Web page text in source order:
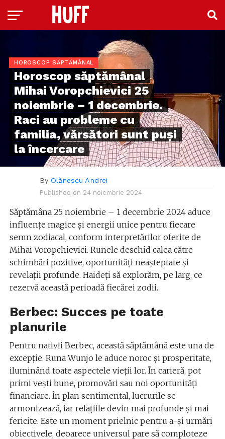
HOROSCOP SĂPTĂMÂNAL
Horoscop săptămânal
Mihai Voropchievici 25
noiembrie – 1 decembrie.
Raci au probleme cu
familia, vărsători sunt puși
la încercare
By Olănescu Andrei
Published on 24 noiembrie 2024
Săptămâna 25 noiembrie – 1 decembrie 2024 aduce
influențe magice și energii unice pentru fiecare
semn zodiacal, conform interpretărilor oferite de
Mihai Voropchievici. Runele deschid calea către
schimbări pozitive, oportunități neașteptate și
revelații profunde. Haideți să explorăm, pe larg, ce
rezervă această perioadă fiecărei zodii.
Berbec: Succes pe toate
planurile
Pentru nativii Berbec, această săptămână este una de
excepție. Runa Wunjo le aduce noroc și prosperitate,
iluminând toate aspectele vieții lor. În carieră, pot
primi vești bune, promovări sau noi oportunități
financiare. În plan sentimental, lucrurile se
armonizează, iar relațiile devin mai profunde și mai
fericite. Este un moment prielnic pentru a-și urmări
obiectivele, deoarece universul pare să comploteze